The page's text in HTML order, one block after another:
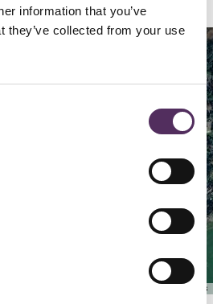
information that you’ve
they’ve collected from your use
Terms